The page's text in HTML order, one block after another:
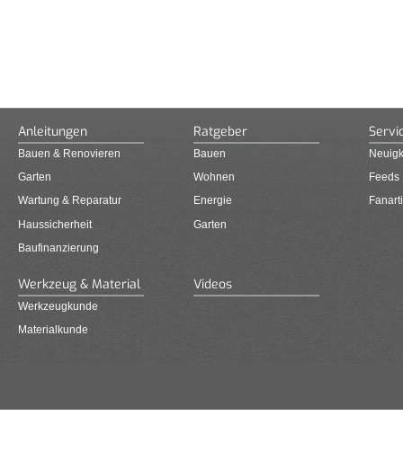
Anleitungen
Bauen & Renovieren
Garten
Wartung & Reparatur
Haussicherheit
Baufinanzierung
Ratgeber
Bauen
Wohnen
Energie
Garten
Feeds
Werkzeug & Material
Werkzeugkunde
Materialkunde
Videos